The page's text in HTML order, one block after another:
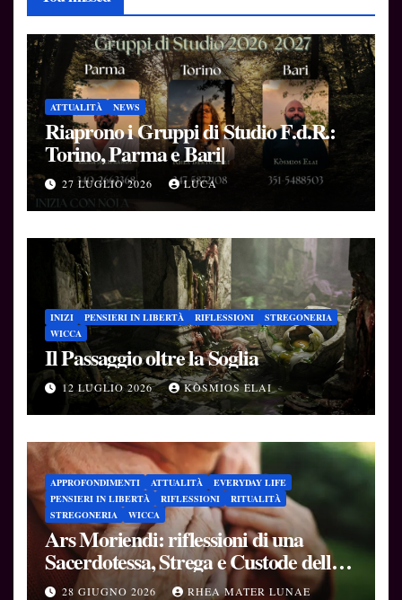
ATTUALITÀ NEWS
Riaprono i Gruppi di Studio F.d.R.:
Torino, Parma e Bari|
27 LUGLIO 2026 LUCA
INIZI PENSIERI IN LIBERTÀ RIFLESSIONI
STREGONERIA
WICCA
Il Passaggio oltre la Soglia
12 LUGLIO 2026 KÒSMIOS ELAI
APPROFONDIMENTI ATTUALITÀ
EVERYDAY LIFE
PENSIERI IN LIBERTÀ
RIFLESSIONI
RITUALITÀ
STREGONERIA
WICCA
Ars Moriendi: riflessioni di una
Sacerdotessa, Strega e Custode delle
Soglie
28 GIUGNO 2026 RHEA MATER LUNAE